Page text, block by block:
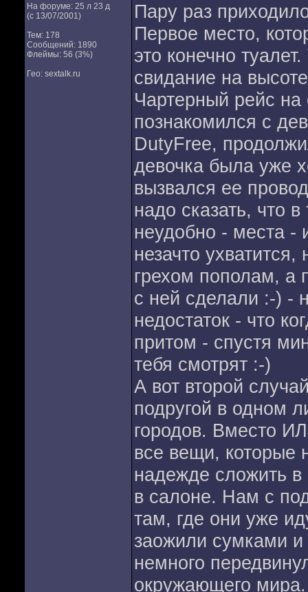
На форуме: 25 л 23 д
(с 13/07/2001)
Тем: 178
Сообщений: 1890
Флеймы: 56 (3%)
Гео: sextalk.ru
Пару раз
Первое место,
это конечно
свидание на
Чартерный рейс на
познакомился с
DutyFree,
девочка была уже
вызвался ее
надо сказать, что
неудобно - места -
незачто
грехом пополам, а
с ней сделали :-) -
недостаток - что
притом - спустя
тебя смотрят :-)
А вот второй
подругой в одном
городов. Вместо
все вещи, которые
надежде сложить в
в салоне. Нам с
там, где они уже
заожили сумками
немного
окружающего